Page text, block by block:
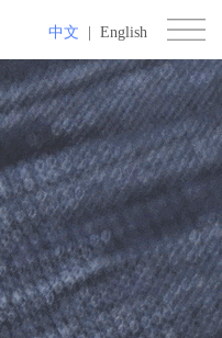
中文 English